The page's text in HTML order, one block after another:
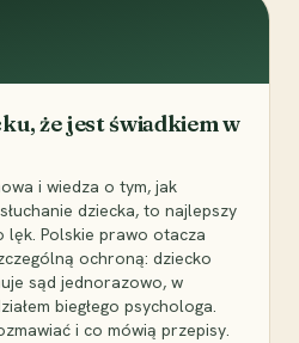
że jest świadkiem w
i wiedza o tym, jak
dziecka, to najlepszy
lęk. Polskie prawo otacza
ochroną: dziecko
sąd jednorazowo, w
biegłego psychologa.
i co mówią przepisy.